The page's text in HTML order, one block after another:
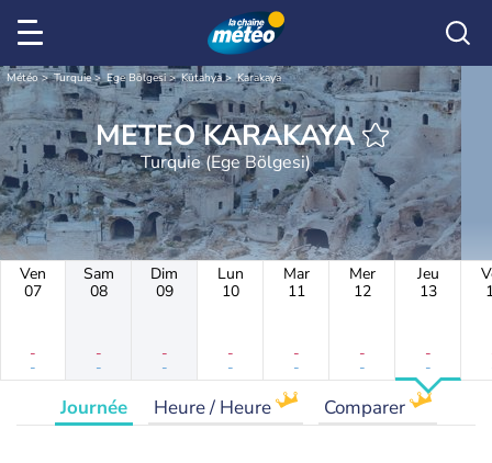
Météo Turquie Ege Bölgesi Kütahya Karakaya
METEO KARAKAYA
Turquie (Ege Bölgesi)
Ven
07
-
-
Sam
08
-
-
Dim
09
-
-
Lun
10
-
-
Mar
11
-
-
Mer
12
-
-
Jeu
13
-
-
Journée Heure / Heure Comparer